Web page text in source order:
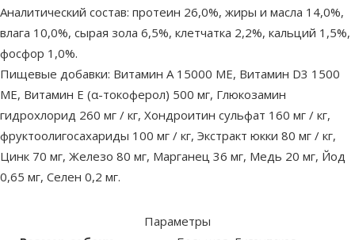
Аналитический состав: протеин 26,0%, жиры и масла 14,0%,
влага 10,0%, сырая зола 6,5%, клетчатка 2,2%, кальций 1,5%,
фосфор 1,0%.
Пищевые добавки: Витамин А 15000 МЕ, Витамин D3 1500
МЕ, Витамин Е (α-токоферол) 500 мг, Глюкозамин
гидрохлорид 260 мг / кг, Хондроитин сульфат 160 мг / кг,
фруктоолигосахариды 100 мг / кг, Экстракт юкки 80 мг / кг,
Цинк 70 мг, Железо 80 мг, Марганец 36 мг, Медь 20 мг, Йод
0,65 мг, Селен 0,2 мг.
Параметры